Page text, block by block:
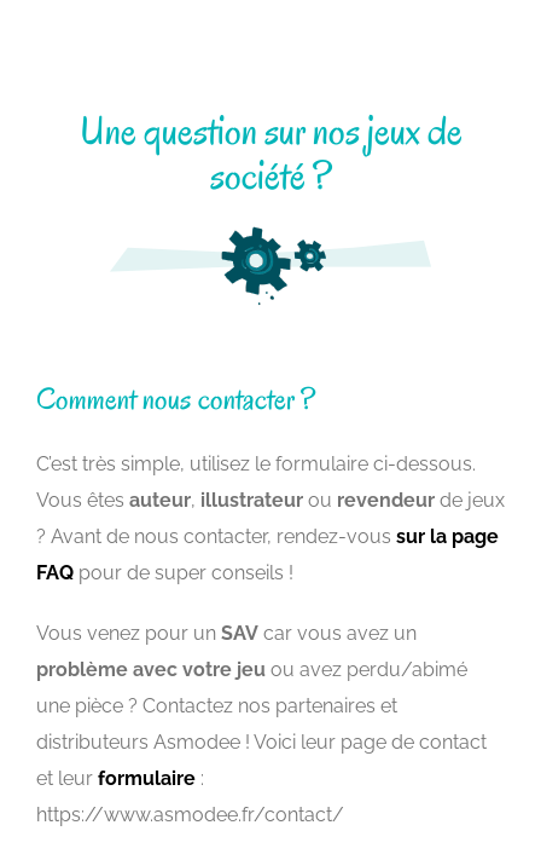
Une question sur nos jeux de
société ?
Comment nous contacter ?
C’est très simple, utilisez le formulaire ci-dessous.
Vous êtes auteur, illustrateur ou revendeur de jeux
? Avant de nous contacter, rendez-vous sur la page
FAQ pour de super conseils !
Vous venez pour un SAV car vous avez un
problème avec votre jeu ou avez perdu/abimé
une pièce ? Contactez nos partenaires et
distributeurs Asmodee ! Voici leur page de contact
et leur formulaire :
https://www.asmodee.fr/contact/